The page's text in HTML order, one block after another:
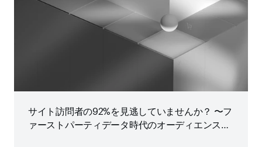
サイト訪問者の92%を見逃していませんか？ 〜フ
ァーストパーティデータ時代のオーディエンス戦